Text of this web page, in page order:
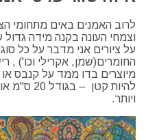
לרוב האמנים באים מתחומי
וצמחי העונה בקנה מידה
על ציורים אני מדבר על כל
החומרים(שמן, אקרילי וכו') ,
מיוצרים בדו ממד על קנבס או
להיות
ויותר.